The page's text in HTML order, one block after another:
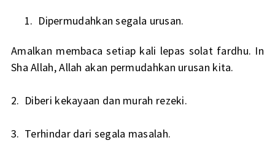
Dipermudahkan segala urusan.
Amalkan membaca setiap kali lepas solat fardhu. In
Sha Allah, Allah akan permudahkan urusan kita.
2. Diberi kekayaan dan murah rezeki.
3. Terhindar dari segala masalah.